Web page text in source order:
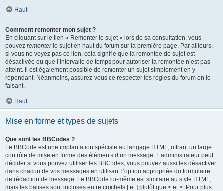
Haut
Comment remonter mon sujet ?
En cliquant sur le lien « Remonter le sujet » lors de sa consultation, vous
pouvez remonterle sujet en haut du forum sur la première page. Par ailleurs,
si vous ne voyez pas ce lien, cela signifie que la remontée de sujet est
désactivée ou que l’intervalle de temps pour autoriser la remontée n’est pas
atteint. Il est également possible de remonter un sujet simplement en y
répondant. Néanmoins, assurez-vous de respecter les règles du forum en le
faisant.
Haut
Mise en forme et types de sujets
Que sont les BBCodes ?
Le BBCode est une implantation spéciale au langage HTML, offrant un large
contrôle de mise en forme des éléments d’un message. L’administrateur peut
décider si vous pouvez utiliser les BBCodes, vous pouvez aussi les désactiver
dans chacun de vos messages en utilisant l’option appropriée du formulaire
de rédaction de message. Le BBCode lui-même est similaire au style HTML,
mais les balises sont incluses entre crochets [ et ] plutôt que < et >. Pour plus